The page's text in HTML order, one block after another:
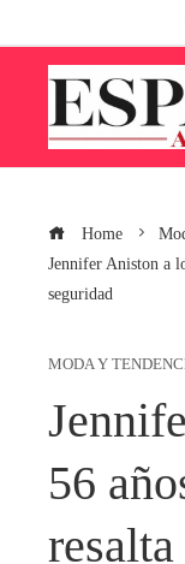
Home
Jennifer Aniston a
seguridad
MODA Y
56